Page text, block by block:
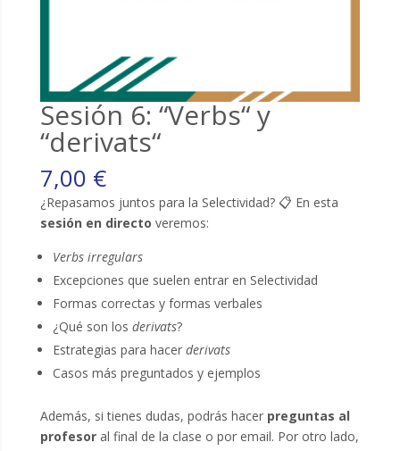
Sesión 6: “Verbs“ y
“derivats“
7,00 €
¿Repasamos juntos para la Selectividad? 📋 En esta
sesión en directo veremos:
Verbs irregulars
Excepciones que suelen entrar en Selectividad
Formas correctas y formas verbales
¿Qué son los derivats?
Estrategias para hacer derivats
Casos más preguntados y ejemplos
Además, si tienes dudas, podrás hacer preguntas al
profesoral final de la clase o por email. Por otro lado,